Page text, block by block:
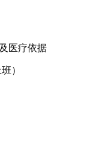
医疗依据
）